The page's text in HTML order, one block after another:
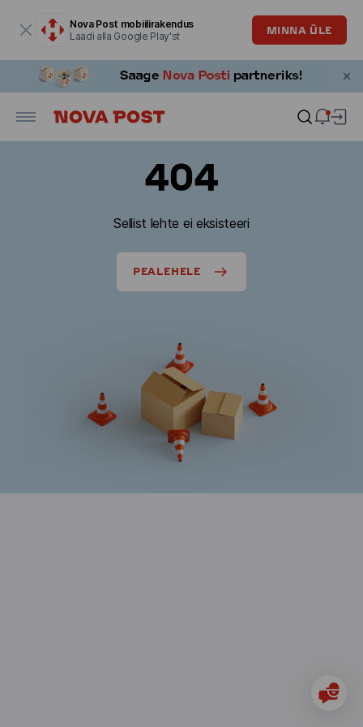
Nova Post mobiilirakendus
Laadi alla Google Play'st
MINNA ÜLE
404
Sellist lehte ei eksisteeri
PEALEHELE